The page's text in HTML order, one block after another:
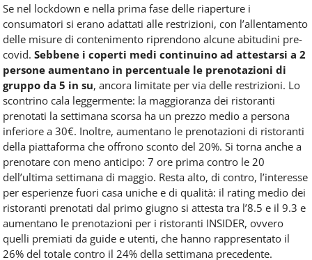
Se nel lockdown e nella prima fase delle riaperture i
consumatori si erano adattati alle restrizioni, con l’allentamento
delle misure di contenimento riprendono alcune abitudini pre-
covid. Sebbene i coperti medi continuino ad attestarsi a 2
persone aumentano in percentuale le prenotazioni di
gruppo da 5 in su, ancora limitate per via delle restrizioni. Lo
scontrino cala leggermente: la maggioranza dei ristoranti
prenotati la settimana scorsa ha un prezzo medio a persona
inferiore a 30€. Inoltre, aumentano le prenotazioni di ristoranti
della piattaforma che offrono sconto del 20%. Si torna anche a
prenotare con meno anticipo: 7 ore prima contro le 20
dell’ultima settimana di maggio. Resta alto, di contro, l’interesse
per esperienze fuori casa uniche e di qualità: il rating medio dei
ristoranti prenotati dal primo giugno si attesta tra l’8.5 e il 9.3 e
aumentano le prenotazioni per i ristoranti INSIDER, ovvero
quelli premiati da guide e utenti, che hanno rappresentato il
26% del totale contro il 24% della settimana precedente.